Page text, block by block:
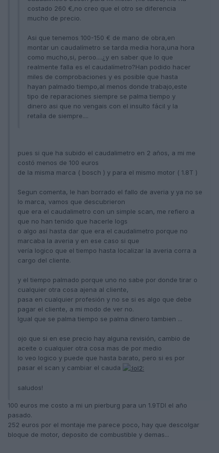
costado 260 €,no creo que el otro se diferencia
mucho de precio.
Asi que tenemos 100-150 € de mano de obra,en
montar un caudalímetro se tarda media hora,una hora
como mucho,si, peroo....¿y en saber que lo que
realmente falla es el caudalímetro?Han podido hacer
miles de comprobaciones y es posible que hasta
hayan palmado tiempo,al menos donde trabajo,este
tipo de reparaciones siempre se palma tiempo y
dinero asi que no vengais con el insulto fácil y la
retaíla de siempre....
pues si que ha subido el caudalimetro en 2 años, a mi me
costó menos de 100 euros
de la misma marca ( bosch ) y para el mismo motor ( 1.8T )
Segun comenta, le han borrado el fallo de averia y ya no se
lo marca, vamos que descubrieron
que era el caudalimetro con un simple scan, me refiero a
que no han tenido que hacerle logs
o algo así hasta dar que era el caudalimetro porque no
marcaba la averia y en ese caso si que
vería logico que el tiempo hasta localizar la averia corra a
cargo del cliente.
y el tiempo palmado porque uno no sabe por donde tirar o
cualquier otra cosa ajena al cliente,
pasa en cualquier profesión y no se si es algo que debe
pagar el cliente, a mi modo de ver no.
Igual que se palma tiempo se palma dinero tambien ...
ojo que si en ese precio hay alguna revisión, cambio de
aceite o cualquier otra cosa mas de por medio
lo veo logico y puede que hasta barato, pero si es por
pasar el scan y cambiar el cauda
saludos!
100 euros me costo a mi un pierburg para un 1.9TDI el año
pasado.
252 euros por el montaje me parece poco, hay que descolgar
bloque de motor, deposito de combustible y demas...